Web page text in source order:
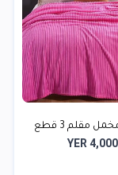
مقلم 3 قطع
YER 4,000